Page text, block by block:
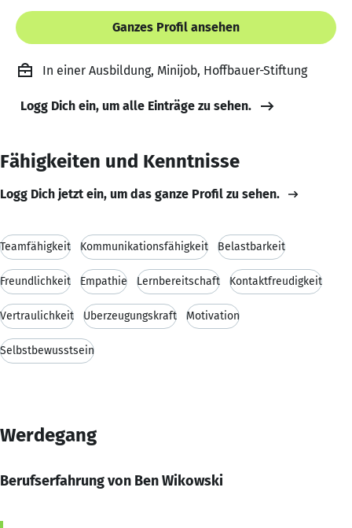
Ganzes Profil ansehen
In einer Ausbildung, Minijob, Hoffbauer-Stiftung
Logg Dich ein, um alle Einträge zu sehen.
Fähigkeiten und Kenntnisse
Logg Dich jetzt ein, um das ganze Profil zu sehen.
Teamfähigkeit Kommunikationsfähigkeit Belastbarkeit
Freundlichkeit Empathie Lernbereitschaft Kontaktfreudigkeit
Vertraulichkeit Überzeugungskraft Motivation
Selbstbewusstsein
Werdegang
Berufserfahrung von Ben Wikowski